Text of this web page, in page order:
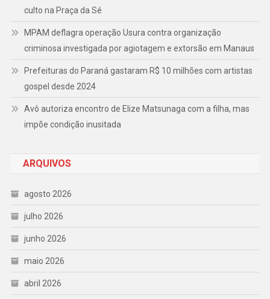
culto na Praça da Sé
MPAM deflagra operação Usura contra organização
criminosa investigada por agiotagem e extorsão em Manaus
Prefeituras do Paraná gastaram R$ 10 milhões com artistas
gospel desde 2024
Avô autoriza encontro de Elize Matsunaga com a filha, mas
impõe condição inusitada
ARQUIVOS
agosto 2026
julho 2026
junho 2026
maio 2026
abril 2026